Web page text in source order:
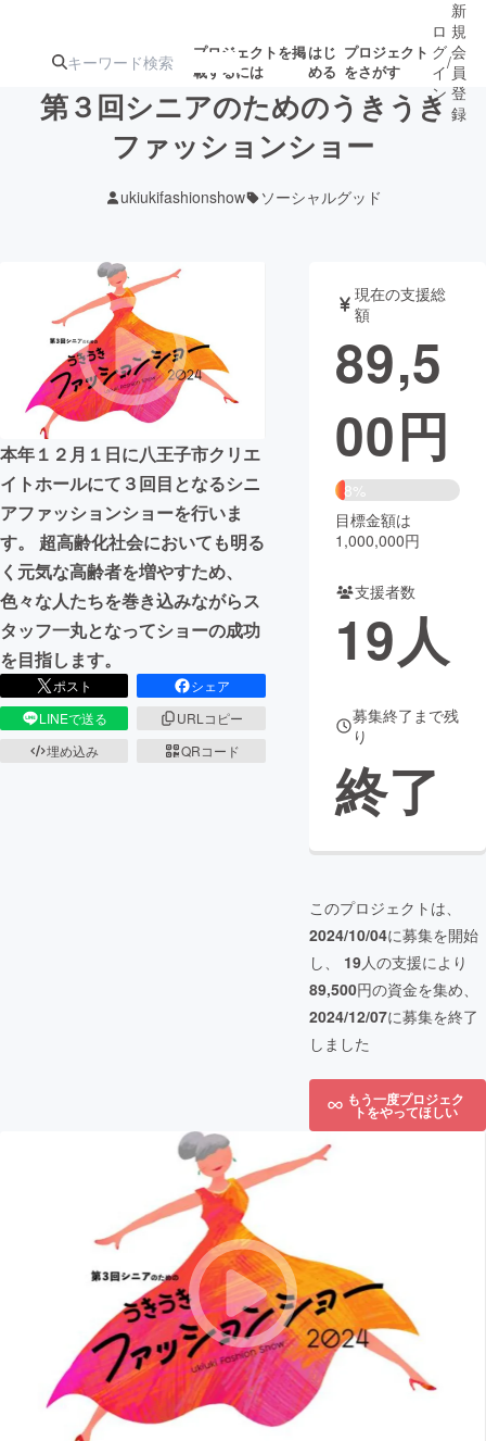
プロジェクトを掲
載するには
はじ
める
プロジェクト
をさがす
ターン
ジェクト
ロジェクト
アート・写真 音楽
テクノロジー・ガジェット ゲーム・
映像・映画 書籍・雑誌
ビジネス・起業 チャレンジ
まちづくり・地域活性化
CAMPFIRE for Social Good
CAMPFIRE Creation
CAMPFIREふるさと納税machi-ya コミュニティ
ロ
グ
イ
ン
/
新
規
会
員
登
録
第３回シニアのためのうきうき
ファッションショー
ukiukifashionshow ソーシャルグッド
本年１２月１日に八王子市クリエ
イトホールにて３回目となるシニ
アファッションショーを行いま
す。 超高齢化社会においても明る
く元気な高齢者を増やすため、
色々な人たちを巻き込みながらス
タッフ一丸となってショーの成功
を目指します。
ポスト
シェア
LINEで送る
URLコピー
埋め込み
QRコード
現在の支援総
額
89,5
00円
8%
目標金額は
1,000,000円
支援者数
19人
募集終了まで残
り
終了
このプロジェクトは、
2024/10/04に募集を開始
し、 19人の支援により
89,500円の資金を集め、
2024/12/07に募集を終了
しました
もう一度プロジェク
トをやってほしい